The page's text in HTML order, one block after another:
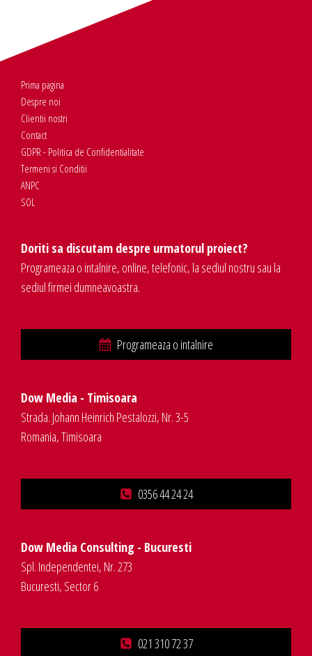
Prima pagina
Despre noi
Clientii nostri
Contact
GDPR - Politica de Confidentialitate
Termeni si Conditii
ANPC
SOL
Doriti sa discutam despre urmatorul proiect?
Programeaza o intalnire, online, telefonic, la sediul nostru sau la
sediul firmei dumneavoastra.
Programeaza o intalnire
Dow Media - Timisoara
Strada. Johann Heinrich Pestalozzi, Nr. 3-5
Romania, Timisoara
0356 44 24 24
Dow Media Consulting - Bucuresti
Spl. Independentei, Nr. 273
Bucuresti, Sector 6
021 310 72 37